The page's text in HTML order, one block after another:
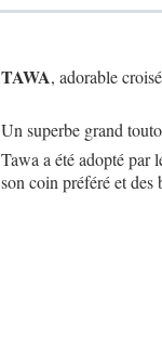
TAWA, adorable
Un superbe grand
Tawa a été adopté par
son coin préféré et des